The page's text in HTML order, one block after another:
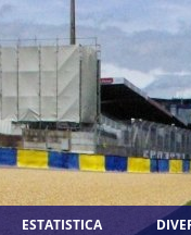
ESTATISTICA